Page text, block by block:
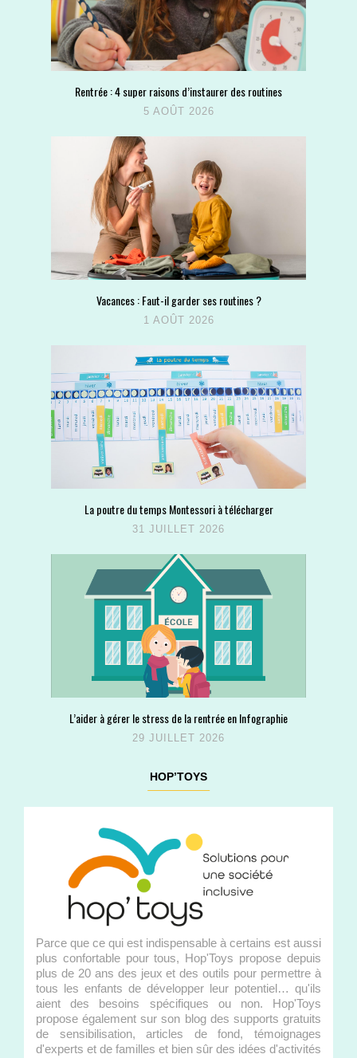
Rentrée : 4 super raisons d’instaurer des routines
5 AOÛT 2026
Vacances : Faut-il garder ses routines ?
1 AOÛT 2026
La poutre du temps Montessori à télécharger
31 JUILLET 2026
L’aider à gérer le stress de la rentrée en Infographie
29 JUILLET 2026
HOP’TOYS
Parce que ce qui est indispensable à certains est aussi
plus confortable pour tous, Hop'Toys propose depuis
plus de 20 ans des jeux et des outils pour permettre à
tous les enfants de développer leur potentiel… qu'ils
aient des besoins spécifiques ou non. Hop'Toys
propose également sur son blog des supports gratuits
de sensibilisation, articles de fond, témoignages
d'experts et de familles et bien sûr des idées d'activités